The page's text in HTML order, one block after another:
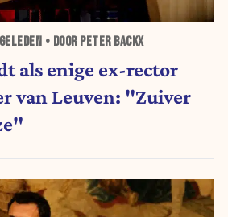
• DOOR PETER BACKX
als enige ex-rector
van Leuven: "Zuiver